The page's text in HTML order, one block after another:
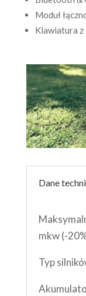
Moduł
Klawiatura z
Dane
mkw (-
Typ